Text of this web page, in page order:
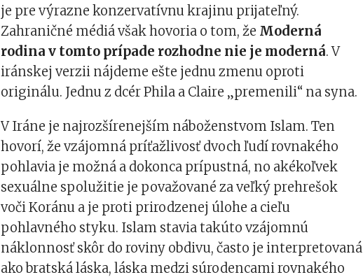
je pre výrazne konzervatívnu krajinu prijateľný.
Zahraničné médiá však hovoria o tom, že Moderná
rodina v tomto prípade rozhodne nie je moderná. V
iránskej verzii nájdeme ešte jednu zmenu oproti
originálu. Jednu z dcér Phila a Claire „premenili“ na syna.
V Iráne je najrozšírenejším náboženstvom Islam. Ten
hovorí, že vzájomná príťažlivosť dvoch ľudí rovnakého
pohlavia je možná a dokonca prípustná, no akékoľvek
sexuálne spolužitie je považované za veľký prehrešok
voči Koránu a je proti prirodzenej úlohe a cieľu
pohlavného styku. Islam stavia takúto vzájomnú
náklonnosť skôr do roviny obdivu, často je interpretovaná
ako bratská láska, láska medzi súrodencami rovnakého